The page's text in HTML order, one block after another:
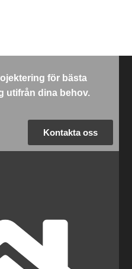
för bästa
utifrån dina behov.
Kontakta oss